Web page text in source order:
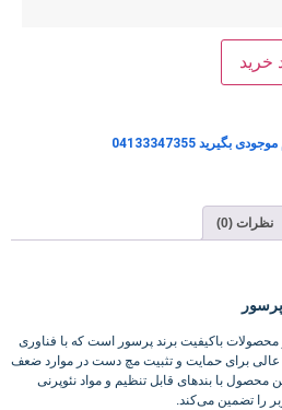
خرید
04133347355
نظرات (0)
باکیفیت برند پرسور است که با فناوری
برای حمایت و تثبیت مچ دست در موارد ضعف
با بندهای قابل تنظیم و مواد نئوپرنی
را تضمین می‌کند.